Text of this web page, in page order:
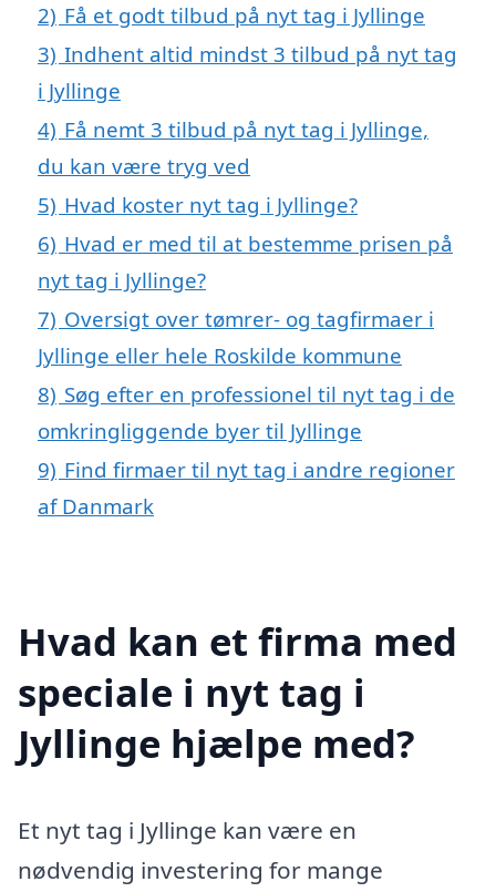
2) Få et godt tilbud på nyt tag i Jyllinge
3) Indhent altid mindst 3 tilbud på nyt tag
i Jyllinge
4) Få nemt 3 tilbud på nyt tag i Jyllinge,
du kan være tryg ved
5) Hvad koster nyt tag i Jyllinge?
6) Hvad er med til at bestemme prisen på
nyt tag i Jyllinge?
7) Oversigt over tømrer- og tagfirmaer i
Jyllinge eller hele Roskilde kommune
8) Søg efter en professionel til nyt tag i de
omkringliggende byer til Jyllinge
9) Find firmaer til nyt tag i andre regioner
af Danmark
Hvad kan et firma med
speciale i nyt tag i
Jyllinge hjælpe med?
Et nyt tag i Jyllinge kan være en
nødvendig investering for mange